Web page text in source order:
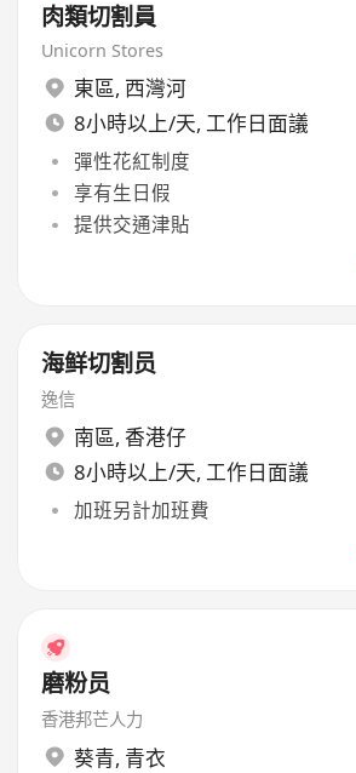
肉類切割員
Unicorn Stores
東區, 西灣河
8小時以上/天, 工作日面議
彈性花紅制度
享有生日假
提供交通津貼
海鲜切割员
逸信
南區, 香港仔
8小時以上/天, 工作日面議
加班另計加班費
磨粉员
香港邦芒人力
葵青, 青衣